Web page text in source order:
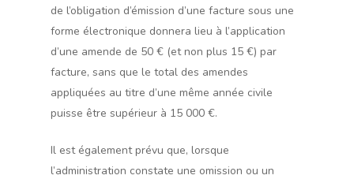
de l’obligation d’émission d’une facture sous une
forme électronique donnera lieu à l’application
d’une amende de 50 € (et non plus 15 €) par
facture, sans que le total des amendes
appliquées au titre d’une même année civile
puisse être supérieur à 15 000 €.
Il est également prévu que, lorsque
l’administration constate une omission ou un